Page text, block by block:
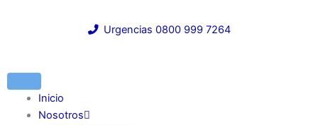
Urgencias 0800 999 7264
Inicio
Nosotros